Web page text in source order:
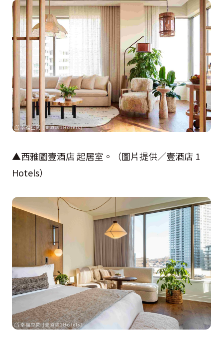
▲西雅圖壹酒店 起居室。（圖片提供／壹酒店 1
Hotels）